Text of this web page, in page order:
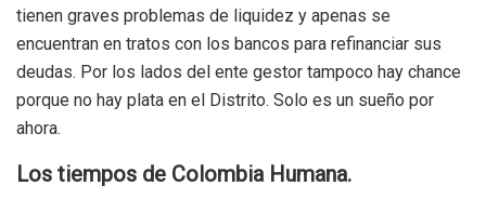
tienen graves problemas de liquidez y apenas se
encuentran en tratos con los bancos para refinanciar sus
deudas. Por los lados del ente gestor tampoco hay chance
porque no hay plata en el Distrito. Solo es un sueño por
ahora.
Los tiempos de Colombia Humana.